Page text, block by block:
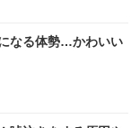
なる体勢…かわいい